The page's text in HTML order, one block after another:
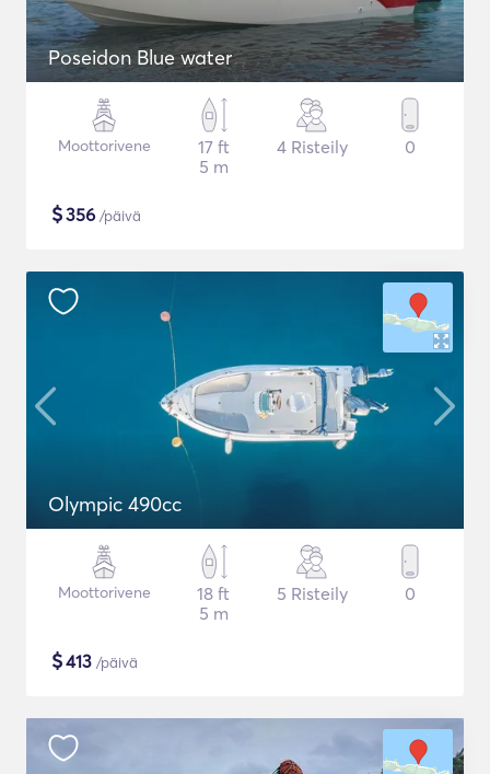
Poseidon Blue water
Moottorivene
17 ft
5 m
4 Risteily 0
$356 /päivä
Olympic 490cc
Moottorivene
18 ft
5 m
5 Risteily 0
$413 /päivä